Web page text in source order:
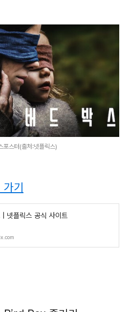
포스터(출처:넷플릭스)
기
| 넷플릭스 공식 사이트